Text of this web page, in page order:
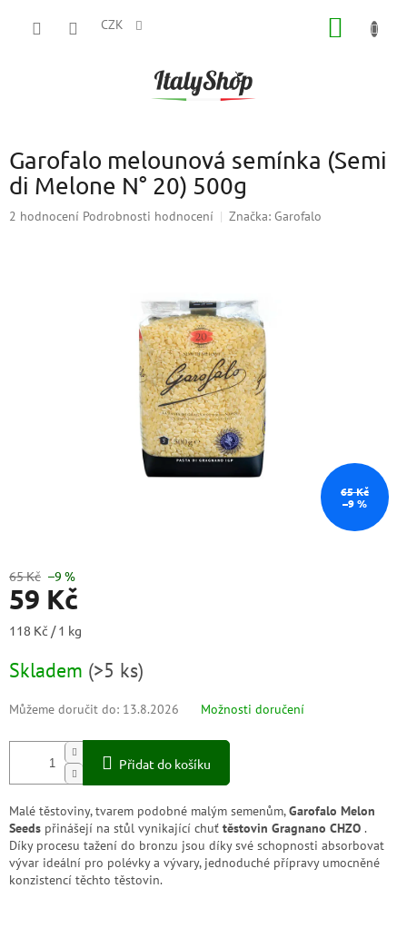
CZK
Garofalo melounová semínka (Semi
di Melone N° 20) 500g
Průměrné
2 hodnocení Podrobnosti hodnocení Značka: Garofalo
65 Kč
–9 %
65 Kč –9 %
59 Kč
Měrná
118 Kč / 1 kg
Skladem (>5 ks)
Můžeme doručit do: 13.8.2026 Možnosti doručení
Přidat do košíku
Malé těstoviny, tvarem podobné malým semenům, Garofalo Melon
Seeds přinášejí na stůl vynikající chuť těstovin Gragnano CHZO .
Díky procesu tažení do bronzu jsou díky své schopnosti absorbovat
vývar ideální pro polévky a vývary, jednoduché přípravy umocněné
konzistencí těchto těstovin.